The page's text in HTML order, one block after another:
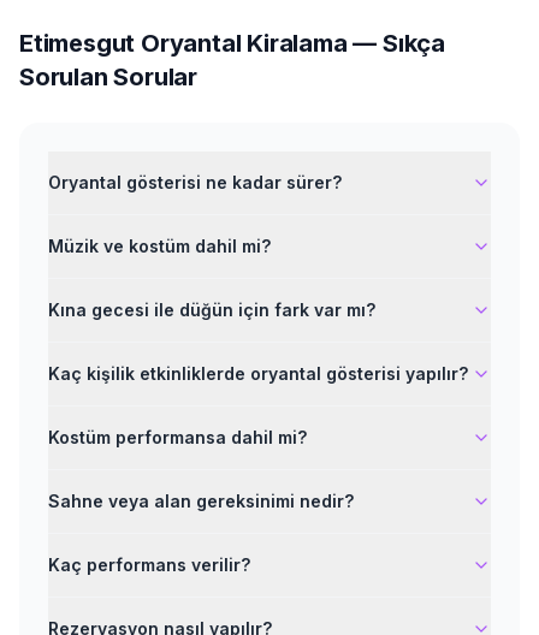
Etimesgut Oryantal Kiralama — Sıkça
Sorulan Sorular
Oryantal gösterisi ne kadar sürer?
Müzik ve kostüm dahil mi?
Kına gecesi ile düğün için fark var mı?
Kaç kişilik etkinliklerde oryantal gösterisi yapılır?
Kostüm performansa dahil mi?
Sahne veya alan gereksinimi nedir?
Kaç performans verilir?
Rezervasyon nasıl yapılır?